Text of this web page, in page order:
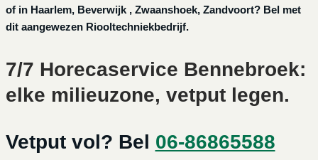
of in Haarlem, Beverwijk , Zwaanshoek, Zandvoort? Bel met
dit aangewezen Riooltechniekbedrijf.
7/7 Horecaservice Bennebroek:
elke milieuzone, vetput legen.
Vetput vol? Bel 06-86865588